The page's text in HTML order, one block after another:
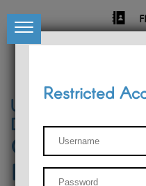
University of Liège
Départment of
Center for
Research
Restricted